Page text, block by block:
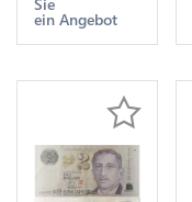
ein Angebot